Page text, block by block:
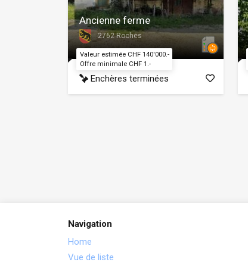
Valeur estimée CHF 140'000.-
Offre minimale CHF 1.-
Ancienne ferme
2762 Roches
Enchères terminées
Navigation
Home
Vue de liste